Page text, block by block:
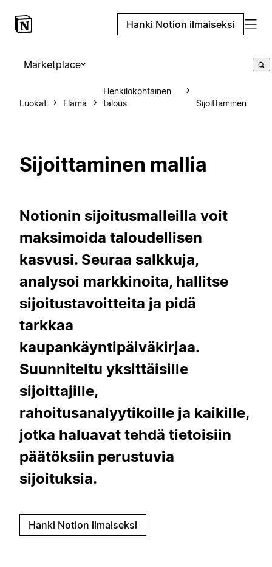
Hanki Notion ilmaiseksi
Marketplace
Luokat Elämä
Henkilökohtainen
talous
Sijoittaminen
Sijoittaminen mallia
Notionin sijoitusmalleilla voit
maksimoida taloudellisen
kasvusi. Seuraa salkkuja,
analysoi markkinoita, hallitse
sijoitustavoitteita ja pidä
tarkkaa
kaupankäyntipäiväkirjaa.
Suunniteltu yksittäisille
sijoittajille,
rahoitusanalyytikoille ja kaikille,
jotka haluavat tehdä tietoisiin
päätöksiin perustuvia
sijoituksia.
Hanki Notion ilmaiseksi